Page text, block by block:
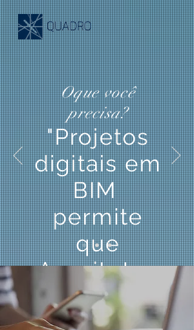
Oque você
precisa?
"Projetos
digitais em
BIM
permite
que
Arquitetos
e
Engenheir